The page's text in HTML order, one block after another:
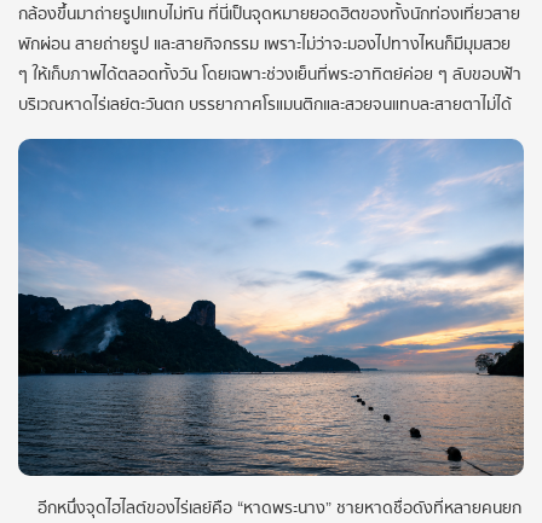
กล้องขึ้นมาถ่ายรูปแทบไม่ทัน ที่นี่เป็นจุดหมายยอดฮิตของทั้งนักท่องเที่ยวสาย
พักผ่อน สายถ่ายรูป และสายกิจกรรม เพราะไม่ว่าจะมองไปทางไหนก็มีมุมสวย
ๆ ให้เก็บภาพได้ตลอดทั้งวัน โดยเฉพาะช่วงเย็นที่พระอาทิตย์ค่อย ๆ ลับขอบฟ้า
บริเวณหาดไร่เลย์ตะวันตก บรรยากาศโรแมนติกและสวยจนแทบละสายตาไม่ได้
อีกหนึ่งจุดไฮไลต์ของไร่เลย์คือ “หาดพระนาง” ชายหาดชื่อดังที่หลายคนยก